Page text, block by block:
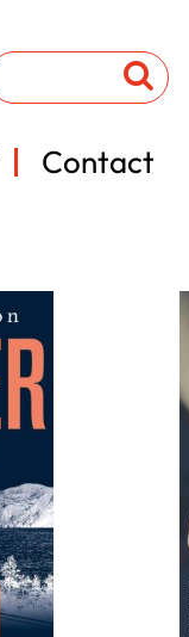
Contact